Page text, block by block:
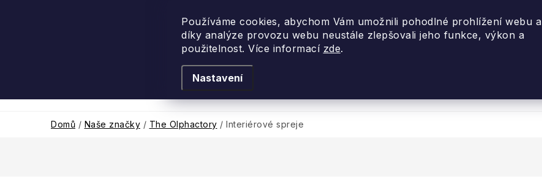
Používáme cookies, abychom Vám umožnili pohodlné prohlížení webu a
díky analýze provozu webu neustále zlepšovali jeho funkce, výkon a
použitelnost. Více informací zde.
Nastavení
Podle vůně
Domů / Naše značky / The Olphactory / Interiérové spreje